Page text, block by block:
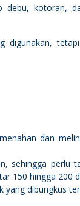
debu, kotoran,
digunakan,
dan
sehingga perlu
150 hingga 200
yang dibungkus